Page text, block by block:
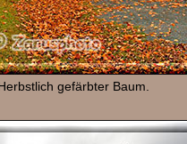
gefärbter Baum.